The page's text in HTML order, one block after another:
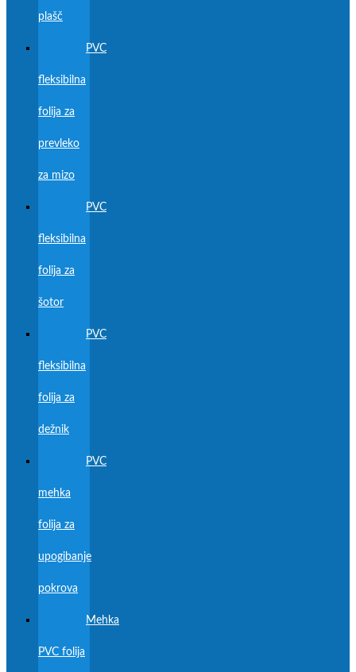
plašč
PVC
fleksibilna
folija za
prevleko
za mizo
PVC
fleksibilna
folija za
šotor
PVC
fleksibilna
folija za
dežnik
PVC
mehka
folija za
upogibanje
pokrova
Mehka
PVC folija